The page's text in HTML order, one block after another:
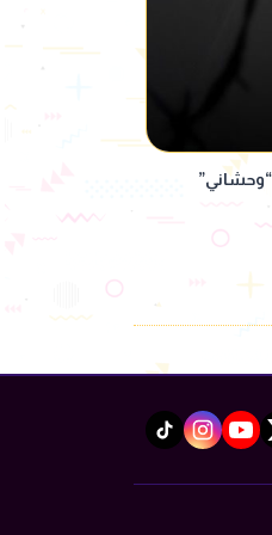
youtube
instagram
tiktok